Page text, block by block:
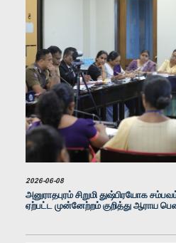
கௌரவ (திருமதி) எம்.ஏ.சீ.எஸ்.
உறுப்பினர்
2026-06-08
அனுராதபுரம் சிறுமி துஷ்பிரயோக
ஏற்பட்ட முன்னேற்றம் குறித்து ஆராய